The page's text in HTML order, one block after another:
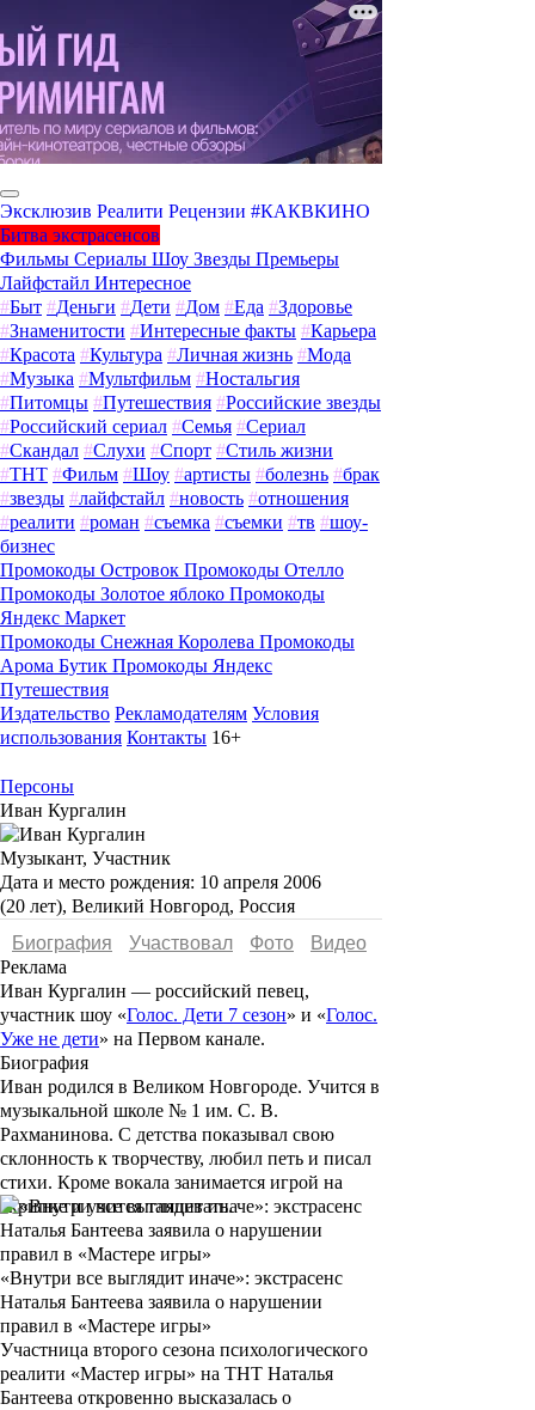
Эксклюзив Реалити Рецензии #КАКВКИНО
Битва экстрасенсов
Фильмы Сериалы Шоу Звезды Премьеры
Лайфстайл Интересное
#Быт #Деньги #Дети #Дом #Еда #Здоровье
#Знаменитости #Интересные факты #Карьера
#Красота #Культура #Личная жизнь #Мода
#Музыка #Мультфильм #Ностальгия
#Питомцы #Путешествия #Российские звезды
#Российский сериал #Семья #Сериал
#Скандал #Слухи #Спорт #Стиль жизни
#ТНТ #Фильм #Шоу #артисты #болезнь #брак
#звезды #лайфстайл #новость #отношения
#реалити #роман #съемка #съемки #тв #шоу-
бизнес
Промокоды Островок Промокоды Отелло
Промокоды Золотое яблоко Промокоды
Яндекс Маркет
Промокоды Снежная Королева Промокоды
Арома Бутик Промокоды Яндекс
Путешествия
Издательство Рекламодателям Условия
использования Контакты 16+
Персоны
Иван Кургалин
Музыкант, Участник
Дата и место рождения: 10 апреля 2006
(20 лет), Великий Новгород, Россия
Биография
Участвовал Фото
Видеo
Реклама
Иван Кургалин — российский певец,
участник шоу «Голос. Дети 7 сезон» и «Голос.
Уже не дети» на Первом канале.
Биография
Иван родился в Великом Новгороде. Учится в
музыкальной школе № 1 им. С. В.
Рахманинова. С детства показывал свою
склонность к творчеству, любил петь и писал
стихи. Кроме вокала занимается игрой на
скрипке и учится танцевать.
«Внутри все выглядит иначе»: экстрасенс
Наталья Бантеева заявила о нарушении
правил в «Мастере игры»
Участница второго сезона психологического
реалити «Мастер игры» на ТНТ Наталья
Бантеева откровенно высказалась о